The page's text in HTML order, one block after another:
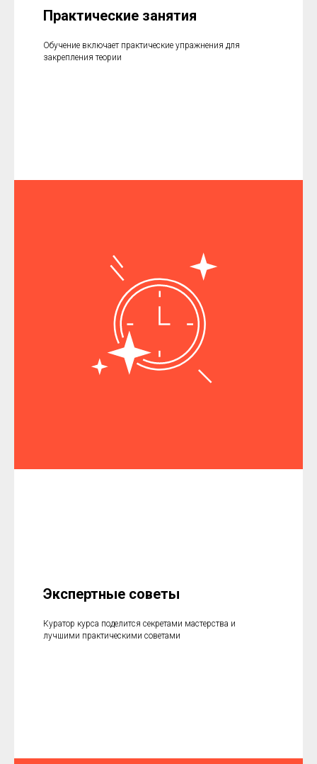
Практические занятия
Обучение включает практические упражнения для
закрепления теории
Экспертные советы
Куратор курса поделится секретами мастерства и
лучшими практическими советами